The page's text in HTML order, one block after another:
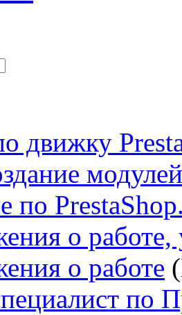
движку
по
о
о работе
по